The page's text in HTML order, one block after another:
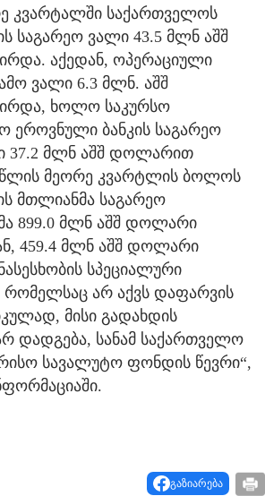
კვარტალში საქართველოს
საგარეო ვალი 43.5 მლნ აშშ
აქედან, ოპერაციული
ვალი 6.3 მლნ. აშშ
ხოლო საკურსო
ეროვნული ბანკის საგარეო
37.2 მლნ აშშ დოლარით
წლის მეორე კვარტლის ბოლოს
მთლიანმა საგარეო
899.0 მლნ აშშ დოლარი
459.4 მლნ აშშ დოლარი
სპეციალური
რომელსაც არ აქვს დაფარვის
მისი გადახდის
დადგება, სანამ საქართველო
სავალუტო ფონდის წევრი“,
გაზიარება